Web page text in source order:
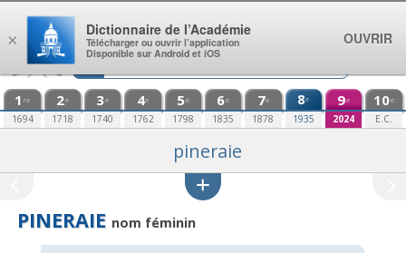
Aller au contenu
1 re
1694
2e
1718
3e
1740
4e
1762
5e
1798
6e
1835
7e
1878
8e
1935
9e
2024
10e
E.C.
pineraie
PINERAIE nom féminin
×
Dictionnaire de l’Académie
Télécharger ou ouvrir l’application
Disponible sur Android et iOS
OUVRIR